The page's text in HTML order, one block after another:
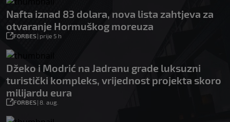
Nafta iznad 83 dolara, nova lista zahtjeva za
otvaranje Hormuškog moreuza
FORBES| prije 5 h
Džeko i Modrić na Jadranu grade luksuzni
turistički kompleks, vrijednost projekta skoro
milijardu eura
FORBES| 8. aug.